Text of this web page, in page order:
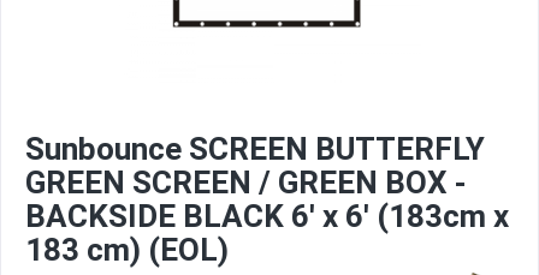
Sunbounce SCREEN BUTTERFLY
GREEN SCREEN / GREEN BOX -
BACKSIDE BLACK 6' x 6' (183cm x
183 cm) (EOL)